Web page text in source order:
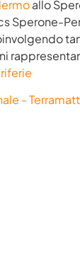
allo
Sperone-
-